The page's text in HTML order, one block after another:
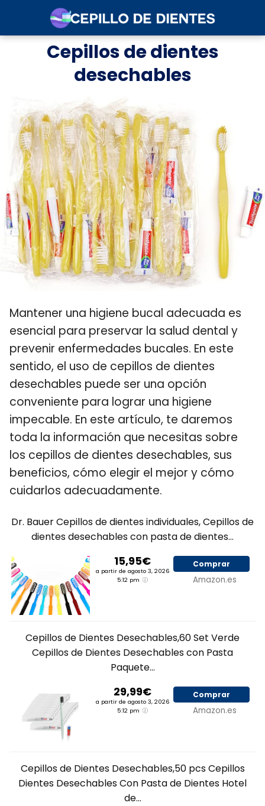
Cepillos de dientes
desechables
Mantener una higiene bucal adecuada es
esencial para preservar la salud dental y
prevenir enfermedades bucales. En este
sentido, el uso de cepillos de dientes
desechables puede ser una opción
conveniente para lograr una higiene
impecable. En este artículo, te daremos
toda la información que necesitas sobre
los cepillos de dientes desechables, sus
beneficios, cómo elegir el mejor y cómo
cuidarlos adecuadamente.
Dr. Bauer Cepillos de dientes individuales, Cepillos de
dientes desechables con pasta de dientes...
15,95€
a partir de agosto 3, 2026
5:12 pm
Comprar
Amazon.es
Cepillos de Dientes Desechables,60 Set Verde
Cepillos de Dientes Desechables con Pasta
Paquete...
29,99€
a partir de agosto 3, 2026
5:12 pm
Comprar
Amazon.es
Cepillos de Dientes Desechables,50 pcs Cepillos
Dientes Desechables Con Pasta de Dientes Hotel
de...